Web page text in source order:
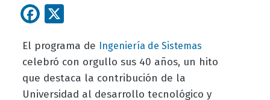
Facebook
El programa de Ingeniería de Sistemas
celebró con orgullo sus 40 años, un hito
que destaca la contribución de la
Universidad al desarrollo tecnológico y